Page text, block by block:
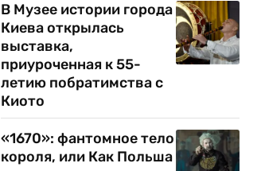
В Музее истории города
Киева открылась
выставка,
приуроченная к 55-
летию побратимства с
Киото
«1670»: фантомное тело
короля, или Как Польша